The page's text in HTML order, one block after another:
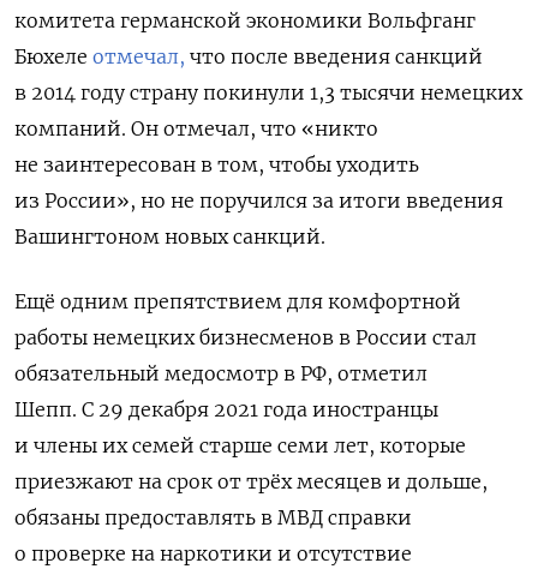
комитета германской экономики Вольфганг
Бюхеле отмечал, что после введения санкций
в 2014 году страну покинули 1,3 тысячи немецких
компаний. Он отмечал, что «никто
не заинтересован в том, чтобы уходить
из России», но не поручился за итоги введения
Вашингтоном новых санкций.
Ещё одним препятствием для комфортной
работы немецких бизнесменов в России стал
обязательный медосмотр в РФ, отметил
Шепп. С 29 декабря 2021 года иностранцы
и члены их семей старше семи лет, которые
приезжают на срок от трёх месяцев и дольше,
обязаны предоставлять в МВД справки
о проверке на наркотики и отсутствие